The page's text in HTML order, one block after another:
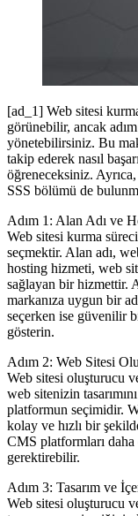
[ad_1] Web sitesi
görünebilir, ancak
yönetebilirsiniz. Bu
takip ederek nasıl
öğreneceksiniz.
SSS bölümü de
Adım 1: Alan Adı ve
Web sitesi kurma
seçmektir. Alan adı,
hosting hizmeti, web
sağlayan bir hizmettir.
markanıza uygun bir
seçerken ise güvenilir
gösterin.
Adım 2: Web Sitesi
Web sitesi oluşturucu
web sitenizin
platformun seçimidir.
kolay ve hızlı bir
CMS platformları
gerektirebilir.
Adım 3: Tasarım ve
Web sitesi oluşturucu